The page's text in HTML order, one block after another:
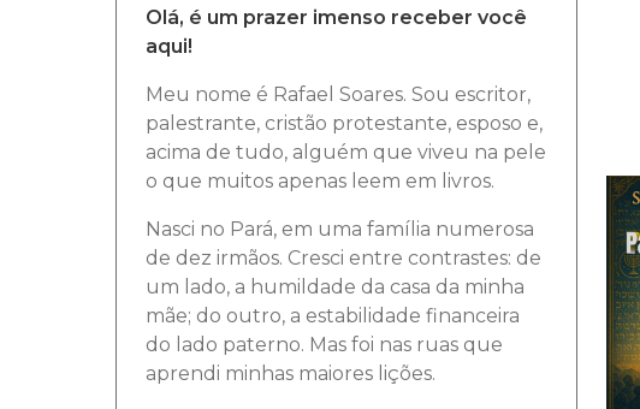
Olá, é um prazer imenso receber você
aqui!
Meu nome é Rafael Soares. Sou escritor,
palestrante, cristão protestante, esposo e,
acima de tudo, alguém que viveu na pele
o que muitos apenas leem em livros.
Nasci no Pará, em uma família numerosa
de dez irmãos. Cresci entre contrastes: de
um lado, a humildade da casa da minha
mãe; do outro, a estabilidade financeira
do lado paterno. Mas foi nas ruas que
aprendi minhas maiores lições.